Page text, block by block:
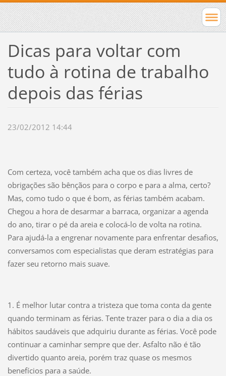
Dicas para voltar com
tudo à rotina de trabalho
depois das férias
23/02/2012 14:44
Com certeza, você também acha que os dias livres de
obrigações são bênçãos para o corpo e para a alma, certo?
Mas, como tudo o que é bom, as férias também acabam.
Chegou a hora de desarmar a barraca, organizar a agenda
do ano, tirar o pé da areia e colocá-lo de volta na rotina.
Para ajudá-la a engrenar novamente para enfrentar desafios,
conversamos com especialistas que deram estratégias para
fazer seu retorno mais suave.
1. É melhor lutar contra a tristeza que toma conta da gente
quando terminam as férias. Tente trazer para o dia a dia os
hábitos saudáveis que adquiriu durante as férias. Você pode
continuar a caminhar sempre que der. Asfalto não é tão
divertido quanto areia, porém traz quase os mesmos
benefícios para a saúde.